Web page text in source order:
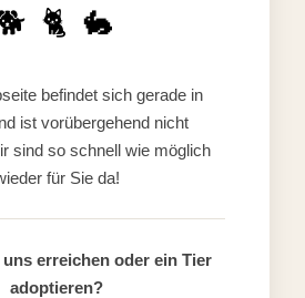
🐈 🐇
befindet sich gerade in
ist vorübergehend nicht
sind so schnell wie möglich
für Sie da!
erreichen oder ein Tier
adoptieren?